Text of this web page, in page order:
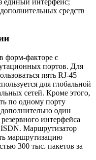
средств
форм-факторе с
портов. Для
пять RJ-45
для глобальной
сетей. Кроме этого,
по одному порту
один
интерфейса
Маршрутизатор
маршрутизацию
300 тыс. пакетов за